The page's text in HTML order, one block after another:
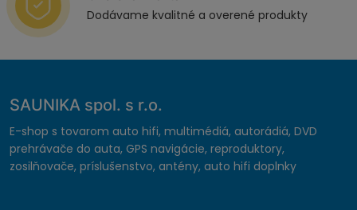
Dodávame kvalitné a overené produkty
SAUNIKA spol. s r.o.
E-shop s tovarom auto hifi, multimédiá, autorádiá, DVD
prehrávače do auta, GPS navigácie, reproduktory,
zosilňovače, príslušenstvo, antény, auto hifi doplnky